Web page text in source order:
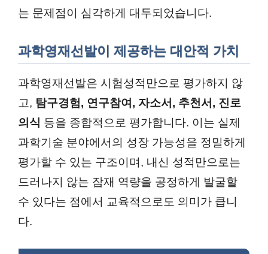
는 문제점이 심각하게 대두되었습니다.
과학영재선발이 제공하는 대안적 가치
과학영재선발은 시험성적만으로 평가하지 않
고, 탐구경험, 연구참여, 자소서, 추천서, 진로
의식 등을 종합적으로 평가합니다. 이는 실제
과학기술 분야에서의 성장 가능성을 정밀하게
평가할 수 있는 구조이며, 내신 성적만으로는
드러나지 않는 잠재 역량을 공정하게 발굴할
수 있다는 점에서 교육적으로도 의미가 큽니
다.